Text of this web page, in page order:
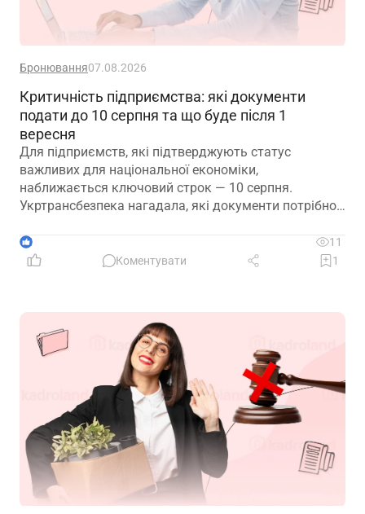
Бронювання07.08.2026
Критичність підприємства: які документи
подати до 10 серпня та що буде після 1
вересня
Для підприємств, які підтверджують статус
важливих для національної економіки,
наближається ключовий строк — 10 серпня.
Укртрансбезпека нагадала, які документи потрібно
що очікує на компанії, які не встигнуть підтвердити
свій статус
1
11
Коментувати
1